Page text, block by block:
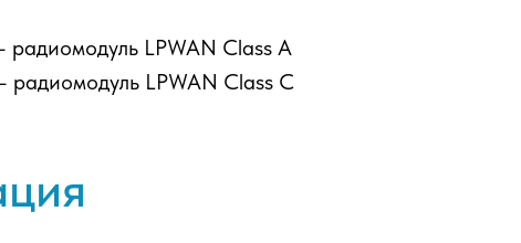
радиомодуль LPWAN Class A
радиомодуль LPWAN Class C